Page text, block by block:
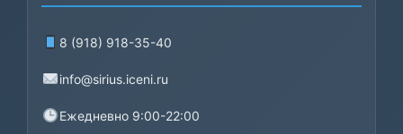
8 (918) 918-35-40
info@sirius.iceni.ru
Ежедневно 9:00-22:00